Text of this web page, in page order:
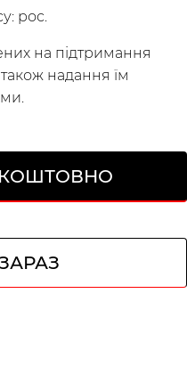
: рос.
на підтримання
також надання їм